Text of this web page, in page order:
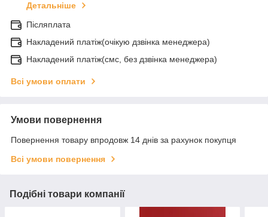
Детальніше
Післяплата
Накладений платіж(очікую дзвінка менеджера)
Накладений платіж(смс, без дзвінка менеджера)
Всі умови оплати
Умови повернення
Повернення товару впродовж 14 днів за рахунок покупця
Всі умови повернення
Подібні товари компанії